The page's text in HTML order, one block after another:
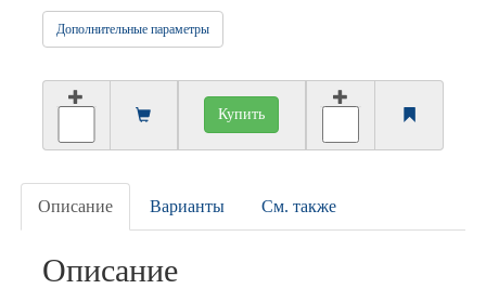
Дополнительные параметры
Купить
Описание Варианты См. также
Описание